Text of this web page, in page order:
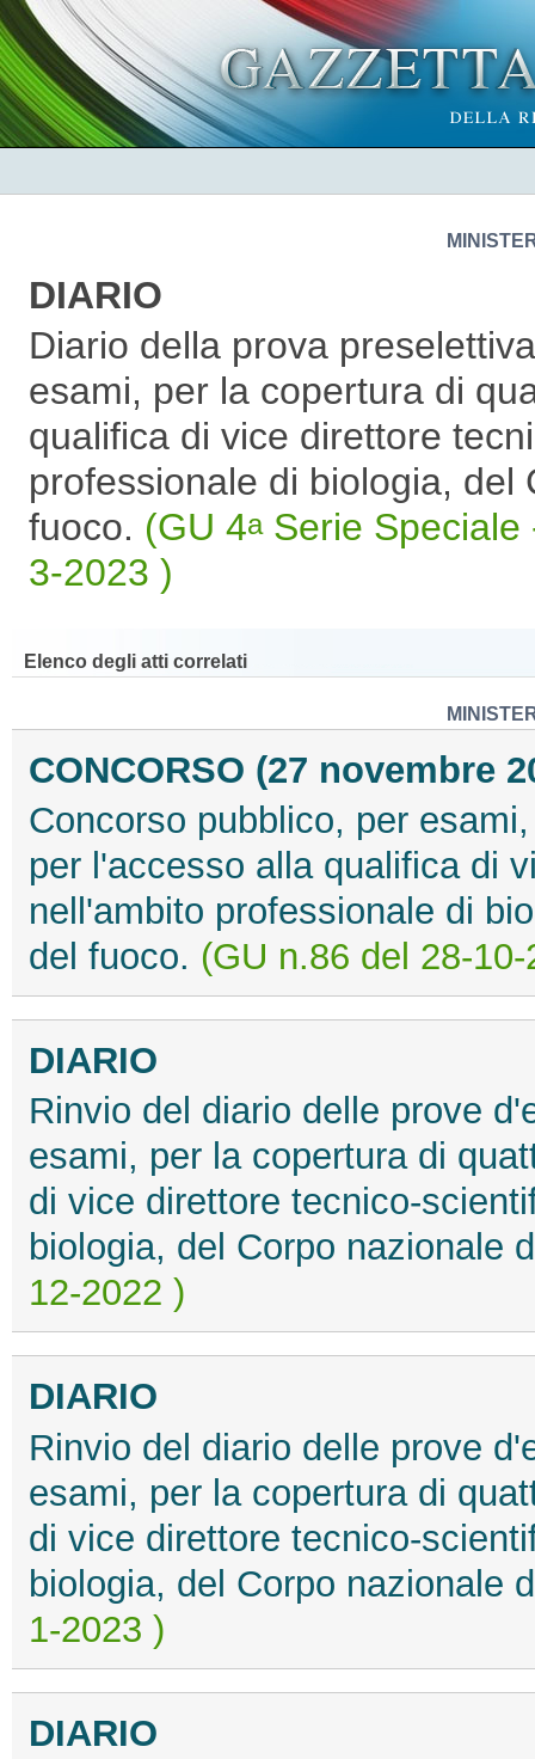
DIARIO
Diario della prova
esami, per la copertura di
qualifica di vice direttore
professionale di biologia,
fuoco. (GU 4aSerie Speciale
3-2023 )
Elenco degli atti correlati
CONCORSO (27 novembre
Concorso pubblico, per
per l'accesso alla qualifica di
nell'ambito professionale di
del fuoco. (GU n.86 del 28-
DIARIO
Rinvio del diario delle prove
esami, per la copertura di
di vice direttore tecnico-
biologia, del Corpo nazionale
12-2022 )
DIARIO
Rinvio del diario delle prove
esami, per la copertura di
di vice direttore tecnico-
biologia, del Corpo nazionale
1-2023 )
DIARIO